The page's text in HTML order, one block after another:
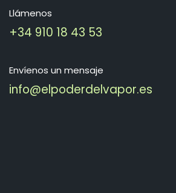
Llámenos
+34 910 18 43 53
Envíenos un mensaje
info@elpoderdelvapor.es